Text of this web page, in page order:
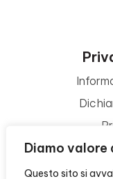
Diamo
Questo sito si